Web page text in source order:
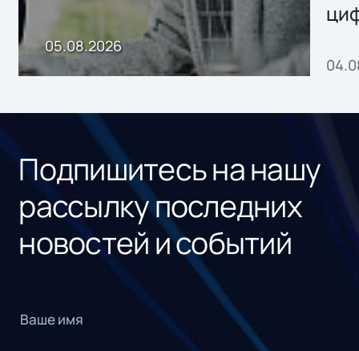
05.08.2026
Подпишитесь на нашу
рассылку последних
новостей и событий